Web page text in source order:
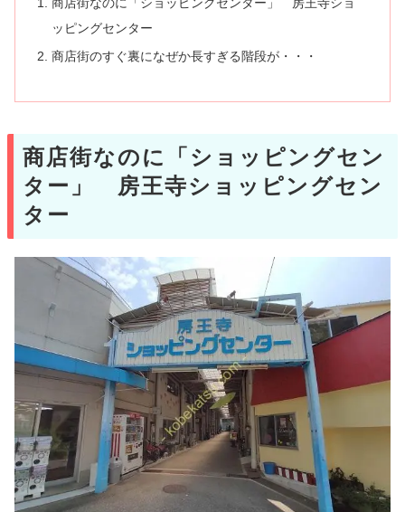
商店街なのに「ショッピングセンター」 房王寺ショ
ッピングセンター
商店街のすぐ裏になぜか長すぎる階段が・・・
商店街なのに「ショッピングセン
ター」 房王寺ショッピングセン
ター